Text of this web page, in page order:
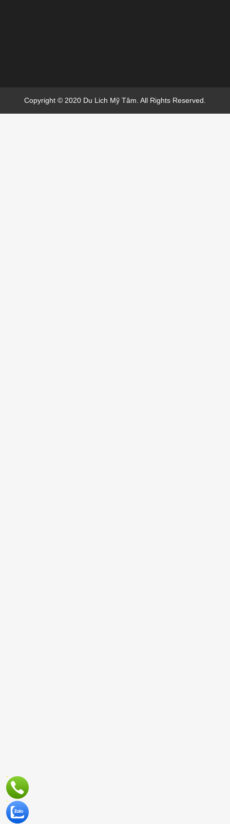
Copyright © 2020 Du Lich Mỹ Tâm. All Rights Reserved.